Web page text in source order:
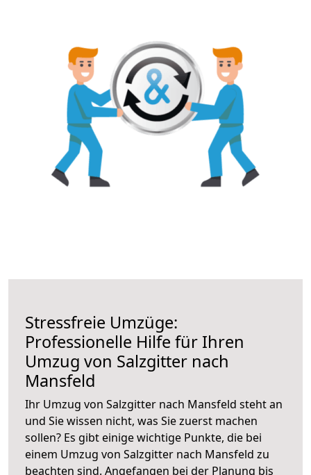
Stressfreie Umzüge:
Professionelle Hilfe für Ihren
Umzug von Salzgitter nach
Mansfeld
Ihr Umzug von Salzgitter nach Mansfeld steht an
und Sie wissen nicht, was Sie zuerst machen
sollen? Es gibt einige wichtige Punkte, die bei
einem Umzug von Salzgitter nach Mansfeld zu
beachten sind. Angefangen bei der Planung bis